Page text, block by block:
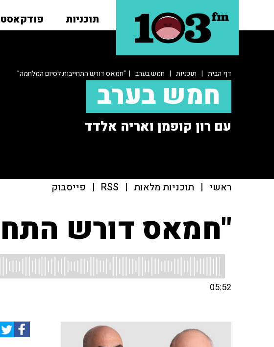
תוכניות
דף הבית | תוכניות | חמש בערב | "חמאס דורש התחייבות לסיום המלחמה"
חמש בערב
עם רון קופמן ואריה אלדד
ראשי | תוכניות מלאות |
RSS
| פייסבוק
"חמאס דורש
05:52